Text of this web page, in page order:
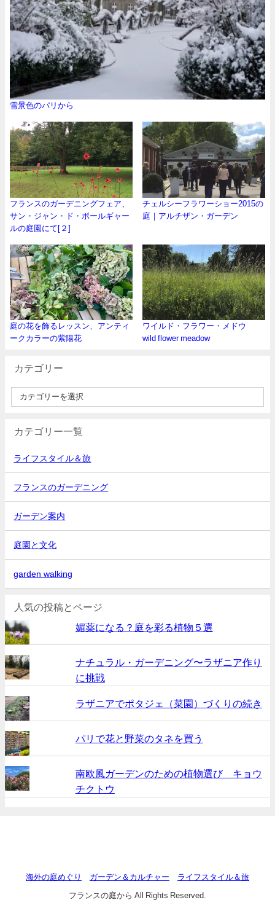
雪景色のパリから
フランスのガーデニングフェア、
サン・ジャン・ド・ボールギャー
ルの庭園にて[２]
チェルシーフラワーショー2015の
庭｜アルチザン・ガーデン
庭の花を飾るレッスン、アンティ
ークカラーの紫陽花
ワイルド・フラワー・メドウ
wild flower meadow
カテゴリー
カテゴリー一覧
ライフスタイル＆旅
フランスのガーデニング
ガーデン案内
庭園と文化
garden walking
人気の投稿とページ
媚薬になる？庭を彩る植物５選
ナチュラル・ガーデニング〜ラザニア作り
に挑戦
ラザニアでポタジェ（菜園）づくりの続き
パリで花と野菜のタネを買う
南欧風ガーデンのための植物選び キョウ
チクトウ
海外の庭めぐり ガーデン＆カルチャー ライフスタイル＆旅
フランスの庭から All Rights Reserved.